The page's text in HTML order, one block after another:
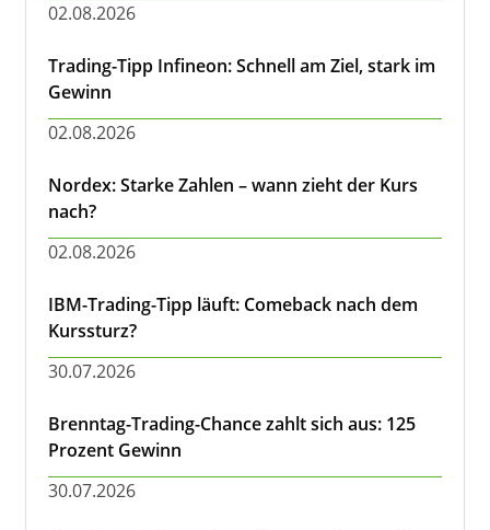
02.08.2026
Trading-Tipp Infineon: Schnell am Ziel, stark im
Gewinn
02.08.2026
Nordex: Starke Zahlen – wann zieht der Kurs
nach?
02.08.2026
IBM-Trading-Tipp läuft: Comeback nach dem
Kurssturz?
30.07.2026
Brenntag-Trading-Chance zahlt sich aus: 125
Prozent Gewinn
30.07.2026